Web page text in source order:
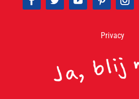
Privacy